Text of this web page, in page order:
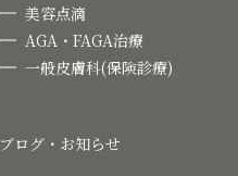
美容点滴
AGA・FAGA治療
一般皮膚科(保険診療)
ブログ・お知らせ